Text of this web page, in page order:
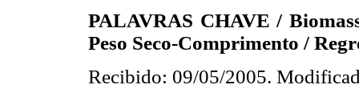
PALAVRAS CHAVE /
Peso Seco-Comprimento /
Recibido: 09/05/2005.